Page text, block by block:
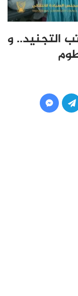
التجنيد.. و